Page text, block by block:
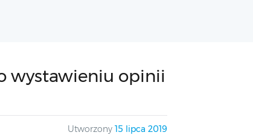
wystawieniu opinii
Utworzony 15 lipca 2019